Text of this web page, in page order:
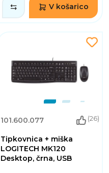
V košarico
101.600.077 (26)
Tipkovnica + miška
LOGITECH MK120
Desktop, črna, USB